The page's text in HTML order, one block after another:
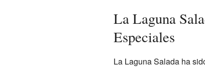
La Laguna
Especiales
La Laguna Salada ha